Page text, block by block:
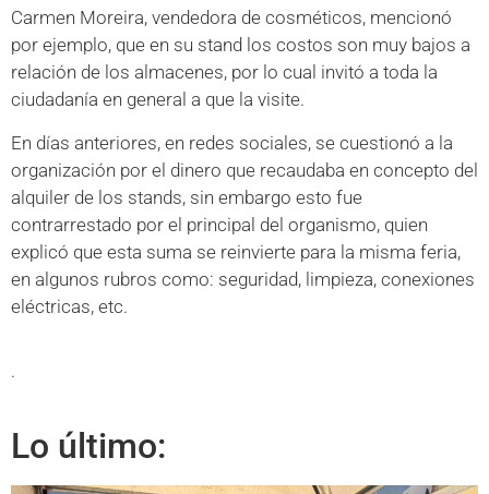
Carmen Moreira, vendedora de cosméticos, mencionó
por ejemplo, que en su stand los costos son muy bajos a
relación de los almacenes, por lo cual invitó a toda la
ciudadanía en general a que la visite.
En días anteriores, en redes sociales, se cuestionó a la
organización por el dinero que recaudaba en concepto del
alquiler de los stands, sin embargo esto fue
contrarrestado por el principal del organismo, quien
explicó que esta suma se reinvierte para la misma feria,
en algunos rubros como: seguridad, limpieza, conexiones
eléctricas, etc.
.
Lo último: